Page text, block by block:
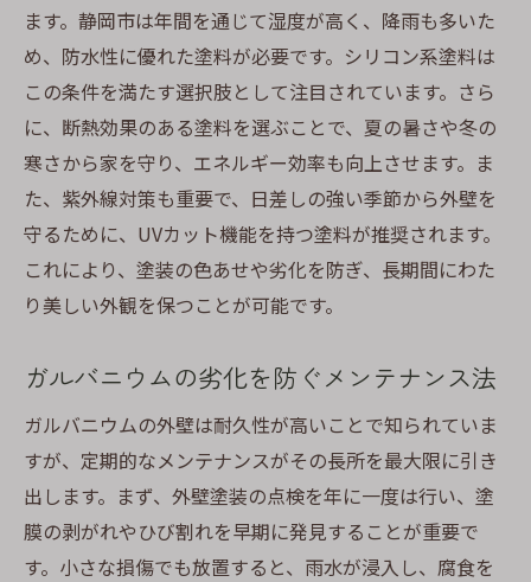
ます。静岡市は年間を通じて湿度が高く、降雨も多いた
め、防水性に優れた塗料が必要です。シリコン系塗料は
この条件を満たす選択肢として注目されています。さら
に、断熱効果のある塗料を選ぶことで、夏の暑さや冬の
寒さから家を守り、エネルギー効率も向上させます。ま
た、紫外線対策も重要で、日差しの強い季節から外壁を
守るために、UVカット機能を持つ塗料が推奨されます。
これにより、塗装の色あせや劣化を防ぎ、長期間にわた
り美しい外観を保つことが可能です。
ガルバニウムの劣化を防ぐメンテナンス法
ガルバニウムの外壁は耐久性が高いことで知られていま
すが、定期的なメンテナンスがその長所を最大限に引き
出します。まず、外壁塗装の点検を年に一度は行い、塗
膜の剥がれやひび割れを早期に発見することが重要で
す。小さな損傷でも放置すると、雨水が浸入し、腐食を